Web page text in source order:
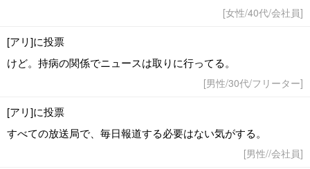
[女性/40代/会社員]
[アリ]に投票
けど。持病の関係でニュースは取りに行ってる。
[男性/30代/フリーター]
[アリ]に投票
すべての放送局で、毎日報道する必要はない気がする。
[男性//会社員]